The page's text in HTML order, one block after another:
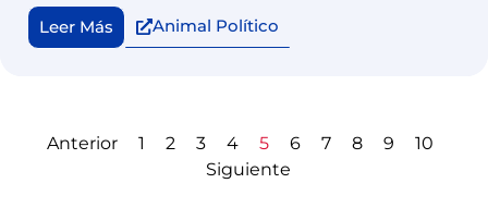
Leer Más Animal Político
Anterior 1 2 3 4 5 6 7 8 9
10
Siguiente